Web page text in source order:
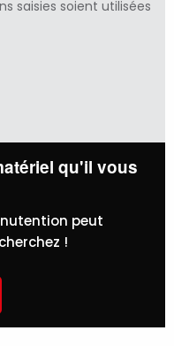
saisies soient utilisées
qu'il vous
peut
!